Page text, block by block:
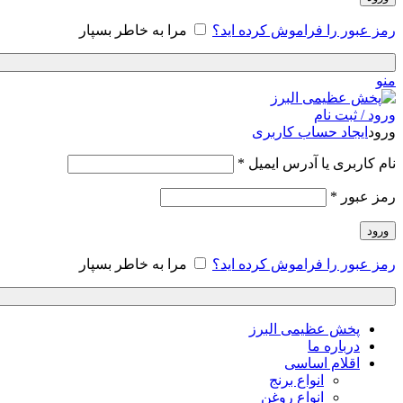
رمز عبور را فراموش کرده اید؟ مرا به خاطر بسپار
منو
ورود / ثبت نام
ورود ایجاد حساب کاربری
نام کاربری یا آدرس ایمیل *
رمز عبور *
ورود
رمز عبور را فراموش کرده اید؟ مرا به خاطر بسپار
پخش عظیمی البرز
درباره ما
اقلام اساسی
انواع برنج
انواع روغن